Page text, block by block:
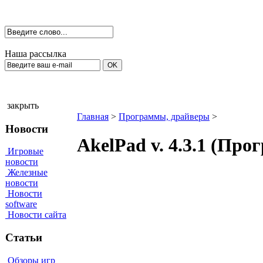
Наша рассылка
закрыть
Новости
Игровые
новости
Железные
новости
Новости
software
Новости сайта
Статьи
Обзоры игр
Главная > Программы, драйверы >
AkelPad v. 4.3.1